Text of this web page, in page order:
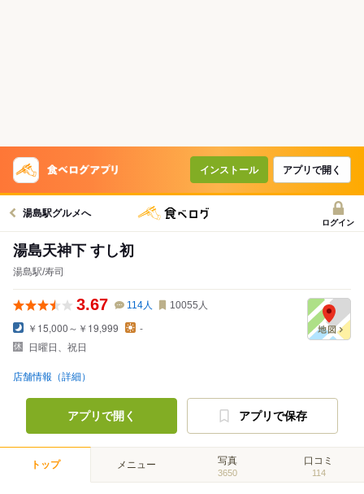
インストール アプリで開く
湯島駅グルメへ
ログイン
湯島天神下 すし初
湯島駅/寿司
3.67 114人 10055 人
￥15,000～￥19,999
-
日曜日、祝日
店舗情報（詳細）
アプリで開く アプリで保存
トップ メニュー 写真
3650
口コミ
114